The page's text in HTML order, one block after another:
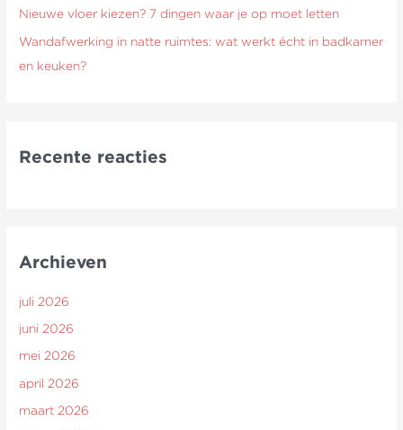
Nieuwe vloer kiezen? 7 dingen waar je op moet letten
Wandafwerking in natte ruimtes: wat werkt écht in badkamer
en keuken?
Recente reacties
Archieven
juli 2026
juni 2026
mei 2026
april 2026
maart 2026